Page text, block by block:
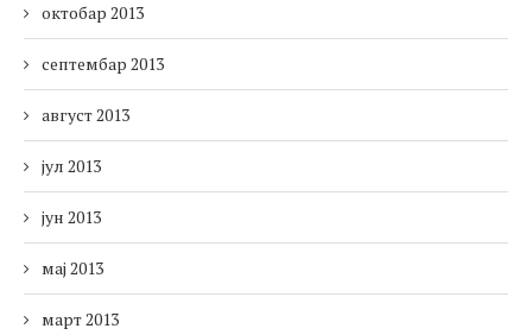
октобар 2013
септембар 2013
август 2013
јул 2013
јун 2013
мај 2013
март 2013